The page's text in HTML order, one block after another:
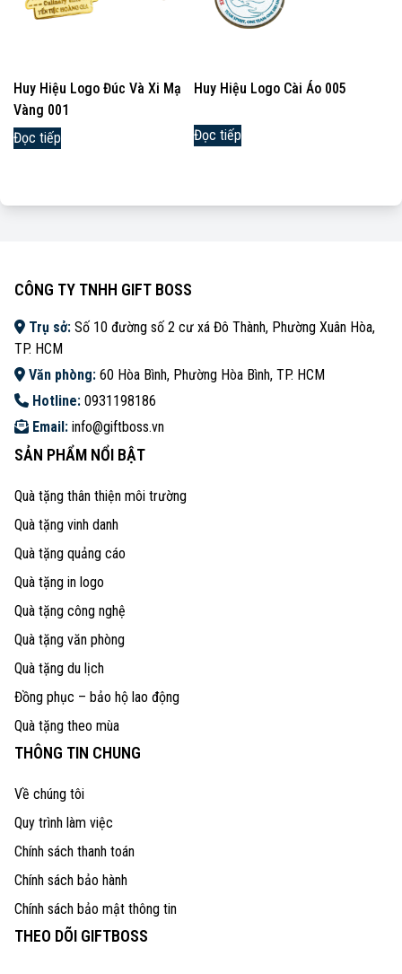
Huy Hiệu Logo Đúc Và Xi Mạ
Vàng 001
Đọc tiếp
Huy Hiệu Logo Cài Áo 005
Đọc tiếp
CÔNG TY TNHH GIFT BOSS
Trụ sở: Số 10 đường số 2 cư xá Đô Thành, Phường Xuân Hòa,
TP. HCM
Văn phòng: 60 Hòa Bình, Phường Hòa Bình, TP. HCM
Hotline: 0931198186
Email: info@giftboss.vn
SẢN PHẨM NỔI BẬT
Quà tặng thân thiện môi trường
Quà tặng vinh danh
Quà tặng quảng cáo
Quà tặng in logo
Quà tặng công nghệ
Quà tặng văn phòng
Quà tặng du lịch
Đồng phục – bảo hộ lao động
Quà tặng theo mùa
THÔNG TIN CHUNG
Về chúng tôi
Quy trình làm việc
Chính sách thanh toán
Chính sách bảo hành
Chính sách bảo mật thông tin
THEO DÕI GIFTBOSS